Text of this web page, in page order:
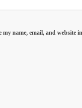
my name, email, and website